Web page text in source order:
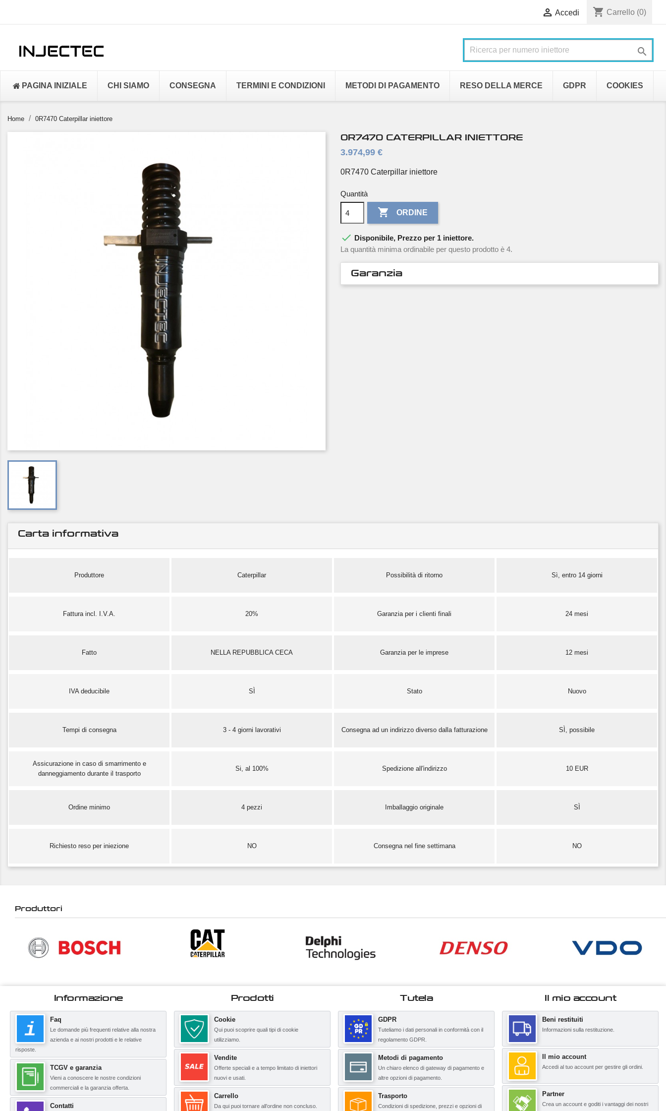
 Accedi shopping_cart Carrello (0)

PAGINA INIZIALE CHI SIAMO CONSEGNA TERMINI E CONDIZIONI METODI DI PAGAMENTO RESO DELLA MERCE GDPR COOKIES
Home 0R7470 Caterpillar iniettore
0R7470 CATERPILLAR INIETTORE
3.974,99 €
0R7470 Caterpillar iniettore
Quantità
 ORDINE
 Disponibile, Prezzo per 1 iniettore.
La quantità minima ordinabile per questo prodotto è 4.
Garanzia
Carta informativa
Produttore Caterpillar Possibilità di ritorno Sì, entro 14 giorni
Fattura incl. I.V.A. 20% Garanzia per i clienti finali 24 mesi
Fatto NELLA REPUBBLICA CECA Garanzia per le imprese 12 mesi
IVA deducibile SÌ Stato Nuovo
Tempi di consegna 3 - 4 giorni lavorativi Consegna ad un indirizzo diverso dalla fatturazione SÌ, possibile
Assicurazione in caso di smarrimento e
danneggiamento durante il trasporto
Si, al 100% Spedizione all'indirizzo 10 EUR
Ordine minimo 4 pezzi Imballaggio originale SÌ
Richiesto reso per iniezione NO Consegna nel fine settimana NO
Produttori
Informazione
Faq
Le domande più frequenti relative alla nostra
azienda e ai nostri prodotti e le relative
risposte.
TCGV e garanzia
Vieni a conoscere le nostre condizioni
commerciali e la garanzia offerta.
Contatti
Prodotti
Cookie
Qui puoi scoprire quali tipi di cookie
utilizziamo.
Vendite
Offerte speciali e a tempo limitato di iniettori
nuovi e usati.
Carrello
Da qui puoi tornare all’ordine non concluso.
Tutela
GDPR
Tuteliamo i dati personali in conformità con il
regolamento GDPR.
Metodi di pagamento
Un chiaro elenco di gateway di pagamento e
altre opzioni di pagamento.
Trasporto
Condizioni di spedizione, prezzi e opzioni di
Il mio account
Beni restituiti
Informazioni sulla restituzione.
Il mio account
Accedi al tuo account per gestire gli ordini.
Partner
Crea un account e goditi i vantaggi dei nostri